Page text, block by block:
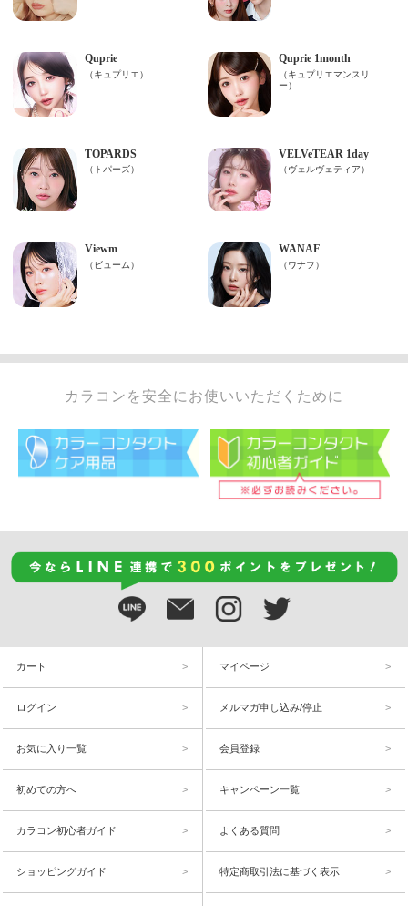
カラコンを安全にお使いいただくために
カート マイページ
ログイン メルマガ申し込み/停止
お気に入り一覧 会員登録
初めての方へ キャンペーン一覧
カラコン初心者ガイド よくある質問
ショッピングガイド 特定商取引法に基づく表示